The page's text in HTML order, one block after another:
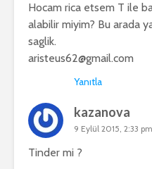
Hocam rica etsem T ile
alabilir miyim? Bu arada
saglik.
aristeus62@gmail.com
Yanıtla
kazanova
9 Eylül 2015, 2:33 pm
Tinder mi ?